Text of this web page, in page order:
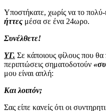
Υποστήκατε, χωρίς να το πολύ-
ήττες μέσα σε ένα 24ωρο.
Συνέλθετε!
ΥΓ. Σε κάποιους φίλους που θα
περιπτώσεις σηματοδοτούν
μου είναι απλή:
Και λοιπόν;
Σας είπε κανείς ότι οι